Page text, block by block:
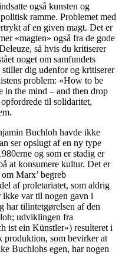
også kunsten og
ramme. Problemet med
af en given magt. Det er
«magten» også fra de gode
så hvis du kritiserer
noget om samfundets
dig udenfor og kritiserer
problem: «How to be
in the mind – and then drop
til solidaritet,
Buchloh havde ikke
ser opslugt af en ny type
og som er stadig er
at konsumere kultur. Det er
Marx’ begreb
af proletariatet, som aldrig
ikke var til nogen gavn i
har tilintetgørelsen af den
udviklingen fra
ist ein Künstler») resulteret i
produktion, som bevirker at
Buchlohs egen, har nogen